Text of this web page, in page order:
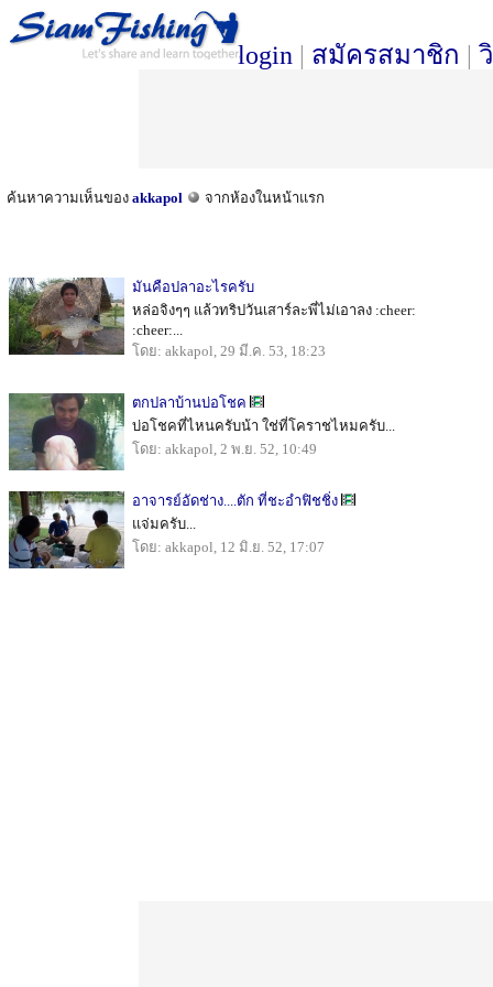
login | สมัครสมาชิก |
ค้นหาความเห็นของ akkapol จากห้องในหน้าแรก
มันคือปลาอะไรครับ
หล่อจิงๆๆ แล้วทริปวันเสาร์ละพี่ไม่เอาลง :cheer:
:cheer:...
โดย: akkapol, 29 มี.ค. 53, 18:23
ตกปลาบ้านบ่อโชค
บ่อโชคที่ไหนครับน้า ใช่ที่โคราชไหมครับ...
โดย: akkapol, 2 พ.ย. 52, 10:49
อาจารย์อัดช่าง....ตัก ที่ชะอำฟิชชิ่ง
แจ่มครับ...
โดย: akkapol, 12 มิ.ย. 52, 17:07